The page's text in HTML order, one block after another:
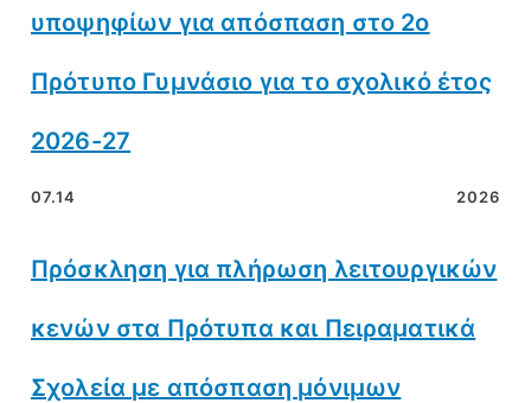
υποψηφίων για απόσπαση στο 2ο
Πρότυπο Γυμνάσιο για το σχολικό έτος
2026-27
07.14 2026
Πρόσκληση για πλήρωση λειτουργικών
κενών στα Πρότυπα και Πειραματικά
Σχολεία με απόσπαση μόνιμων